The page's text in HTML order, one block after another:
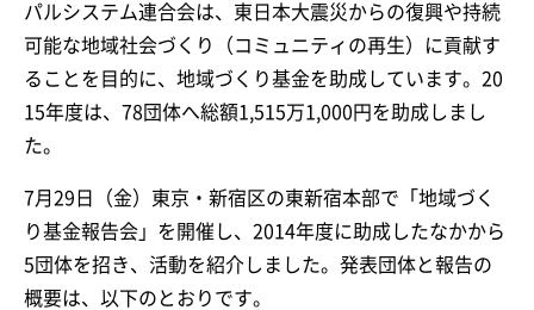
パルシステム連合会は、東日本大震災からの復興や持続
可能な地域社会づくり（コミュニティの再生）に貢献す
ることを目的に、地域づくり基金を助成しています。20
15年度は、78団体へ総額1,515万1,000円を助成しまし
た。
7月29日（金）東京・新宿区の東新宿本部で「地域づく
り基金報告会」を開催し、2014年度に助成したなかから
5団体を招き、活動を紹介しました。発表団体と報告の
概要は、以下のとおりです。